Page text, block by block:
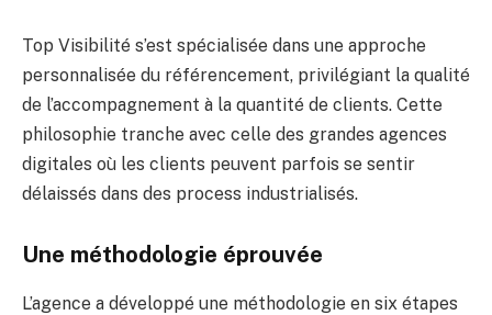
Top Visibilité s’est spécialisée dans une approche
personnalisée du référencement, privilégiant la qualité
de l’accompagnement à la quantité de clients. Cette
philosophie tranche avec celle des grandes agences
digitales où les clients peuvent parfois se sentir
délaissés dans des process industrialisés.
Une méthodologie éprouvée
L’agence a développé une méthodologie en six étapes